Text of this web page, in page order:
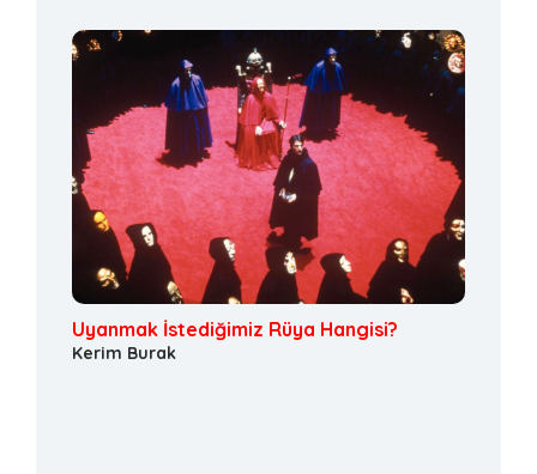
Uyanmak İstediğimiz Rüya Hangisi?
Kerim Burak